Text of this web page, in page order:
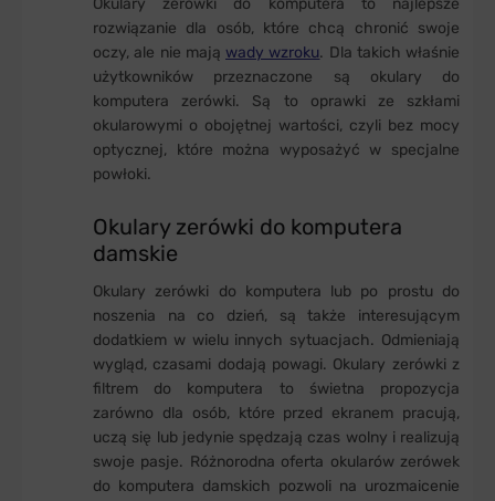
Okulary zerówki do komputera to najlepsze
rozwiązanie dla osób, które chcą chronić swoje
oczy, ale nie mają wady wzroku. Dla takich właśnie
użytkowników przeznaczone są okulary do
komputera zerówki. Są to oprawki ze szkłami
okularowymi o obojętnej wartości, czyli bez mocy
optycznej, które można wyposażyć w specjalne
powłoki.
Okulary zerówki do komputera
damskie
Okulary zerówki do komputera lub po prostu do
noszenia na co dzień, są także interesującym
dodatkiem w wielu innych sytuacjach. Odmieniają
wygląd, czasami dodają powagi. Okulary zerówki z
filtrem do komputera to świetna propozycja
zarówno dla osób, które przed ekranem pracują,
uczą się lub jedynie spędzają czas wolny i realizują
swoje pasje. Różnorodna oferta okularów zerówek
do komputera damskich pozwoli na urozmaicenie